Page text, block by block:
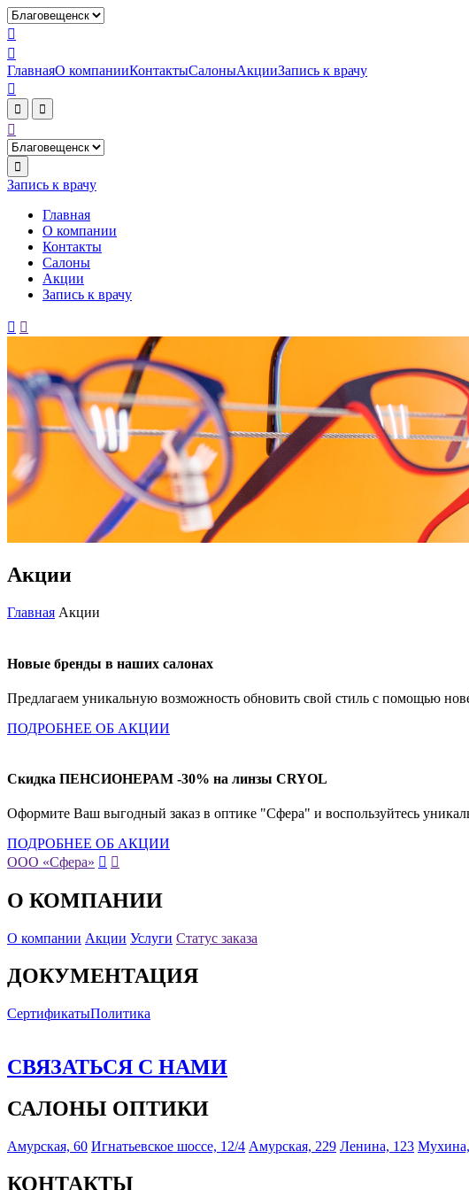


ГлавнаяО компанииКонтактыСалоныАкцииЗапись к врачу

 


Запись к врачу
Главная
О компании
Контакты
Салоны
Акции
Запись к врачу
 
Акции
Главная Акции
Новые бренды в наших салонах
Предлагаем уникальную возможность обновить свой стиль с помощью
ПОДРОБНЕЕ ОБ АКЦИИ
Скидка ПЕНСИОНЕРАМ -30% на линзы CRYOL
Оформите Ваш выгодный заказ в оптике "Сфера" и воспользуйтесь
ПОДРОБНЕЕ ОБ АКЦИИ
ООО «Сфера»  
О КОМПАНИИ
О компании Акции Услуги Статус заказа
ДОКУМЕНТАЦИЯ
СертификатыПолитика
СВЯЗАТЬСЯ С НАМИ
САЛОНЫ ОПТИКИ
Амурская, 60 Игнатьевское шоссе, 12/4 Амурская, 229 Ленина, 123
КОНТАКТЫ